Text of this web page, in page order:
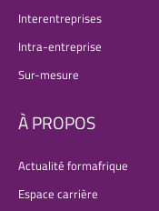
Interentreprises
Intra-entreprise
Sur-mesure
À PROPOS
Actualité formafrique
Espace carrière